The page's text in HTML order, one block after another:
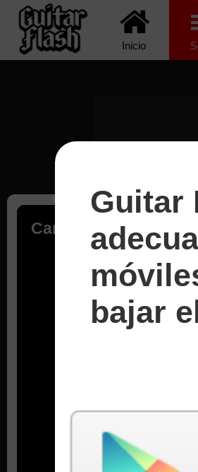
Inicio
Cargando...
Guitar
bajar